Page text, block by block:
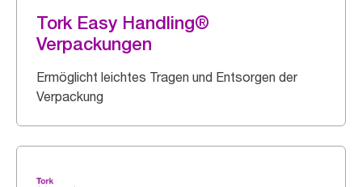
Tork Easy Handling®
Verpackungen
Ermöglicht leichtes Tragen und Entsorgen der
Verpackung